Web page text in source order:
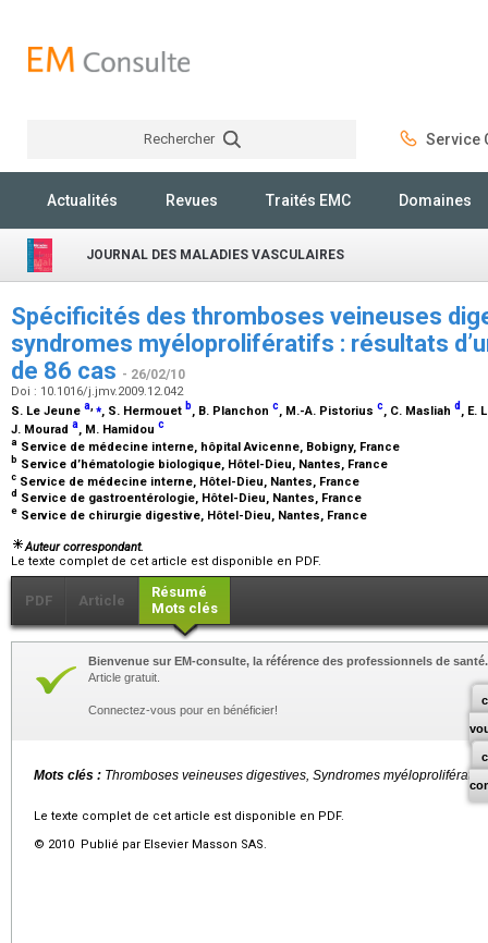
Rechercher Service
Actualités Revues Traités EMC Domaines
JOURNAL DES MALADIES VASCULAIRES
Spécificités des thromboses veineuses
syndromes myéloprolifératifs : résultats
de 86 cas - 26/02/10
Doi : 10.1016/j.jmv.2009.12.042
S. Le Jeune a ⁎, S. Hermouet b, B. Planchon c, M.-A. Pistorius c, C. Masliah d , E.
J. Mourad a, M. Hamidou c
a Service de médecine interne, hôpital Avicenne, Bobigny, France
b Service d’hématologie biologique, Hôtel-Dieu, Nantes, France
c Service de médecine interne, Hôtel-Dieu, Nantes, France
d Service de gastroentérologie, Hôtel-Dieu, Nantes, France
e Service de chirurgie digestive, Hôtel-Dieu, Nantes, France
Auteur correspondant.
Le texte complet de cet article est disponible en PDF.
PDF Article
Résumé
Mots clés
Bienvenue sur EM-consulte, la référence des professionnels de santé.
Article gratuit.
Connectez-vous pour en bénéficier!
Mots clés : Thromboses veineuses digestives, Syndromes myéloprolifératifs
Le texte complet de cet article est disponible en PDF.
© 2010 Publié par Elsevier Masson SAS.